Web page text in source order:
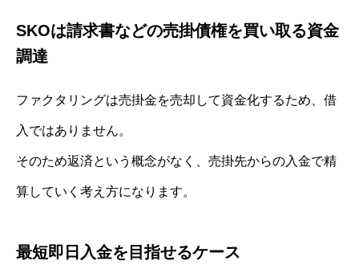
SKOは請求書などの売掛債権を買い取る資金
調達
ファクタリングは売掛金を売却して資金化するため、借
入ではありません。
そのため返済という概念がなく、売掛先からの入金で精
算していく考え方になります。
最短即日入金を目指せるケース